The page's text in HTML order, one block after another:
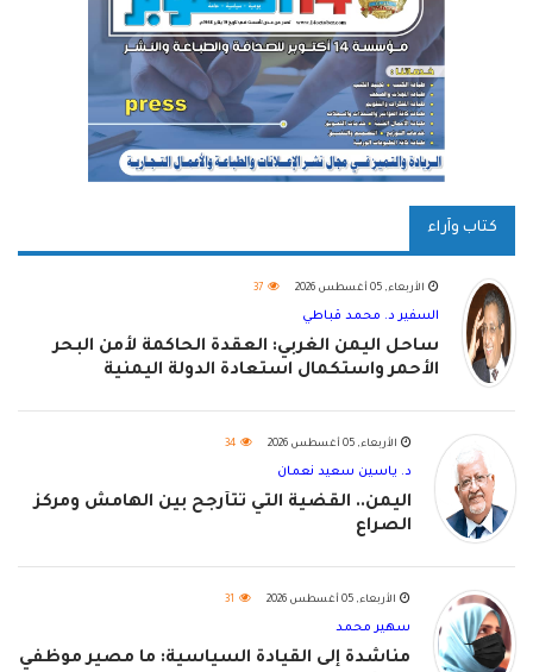
كتاب وآراء
الأربعاء, 05 أغسطس 2026 37
السفير د. محمد قباطي
ساحل اليمن الغربي: العقدة الحاكمة لأمن البحر
الأحمر واستكمال استعادة الدولة اليمنية
الأربعاء, 05 أغسطس 2026 34
د. ياسين سعيد نعمان
اليمن.. القضية التي تتأرجح بين الهامش ومركز
الصراع
الأربعاء, 05 أغسطس 2026 31
سهير محمد
مناشدة إلى القيادة السياسية: ما مصير موظفي